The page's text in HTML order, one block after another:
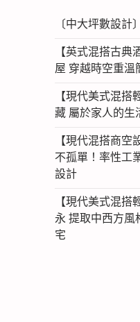
〔中大坪數設計
【英式混搭古典
屋 穿越時空重溫
【現代美式混搭
藏 屬於家人的生
【現代混搭商空
不孤單！率性工
設計
【現代美式混搭
永 提取中西方風
宅